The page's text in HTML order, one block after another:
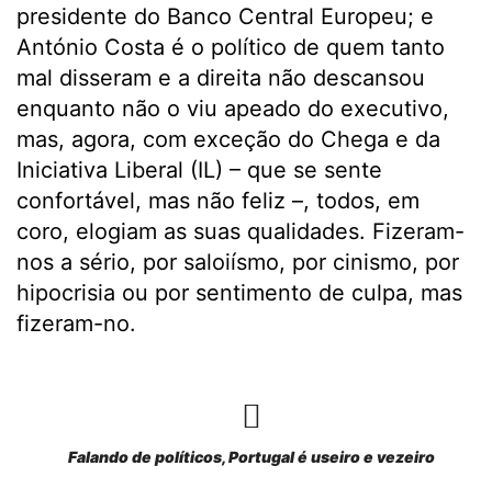
presidente do Banco Central Europeu; e
António Costa é o político de quem tanto
mal disseram e a direita não descansou
enquanto não o viu apeado do executivo,
mas, agora, com exceção do Chega e da
Iniciativa Liberal (IL) – que se sente
confortável, mas não feliz –, todos, em
coro, elogiam as suas qualidades. Fizeram-
nos a sério, por saloiísmo, por cinismo, por
hipocrisia ou por sentimento de culpa, mas
fizeram-no.
Falando de políticos, Portugal é useiro e vezeiro